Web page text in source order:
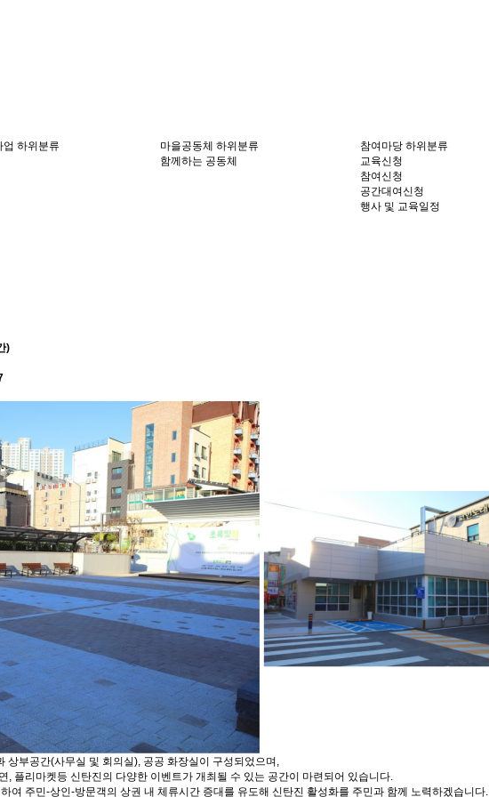
업 하위분류
마을공동체 하위분류
함께하는 공동체
참여마당 하위분류
교육신청
참여신청
공간대여신청
행사 및 교육일정
)
부공간(사무실 및 회의실), 공공 화장실이 구성되었으며,
, 플리마켓등 신탄진의 다양한 이벤트가 개최될 수 있는 공간이 마련되어 있습니다.
여 주민-상인-방문객의 상권 내 체류시간 증대를 유도해 신탄진 활성화를 주민과 함께 노력하겠습니다.